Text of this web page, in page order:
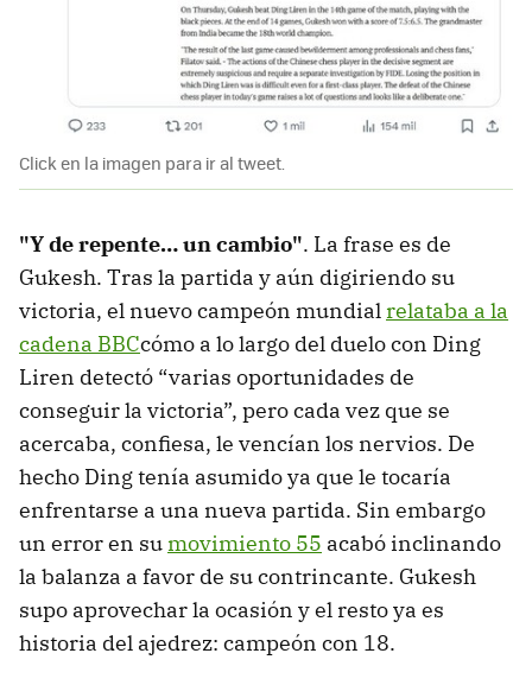
Click en la imagen para ir al tweet.
"Y de repente… un cambio". La frase es de
Gukesh. Tras la partida y aún digiriendo su
victoria, el nuevo campeón mundialrelataba a la
cadena BBCcómo a lo largo del duelo con Ding
Liren detectó “varias oportunidades de
conseguir la victoria”, pero cada vez que se
acercaba, confiesa, le vencían los nervios. De
hecho Ding tenía asumido ya que le tocaría
enfrentarse a una nueva partida. Sin embargo
un error en sumovimiento 55 acabó inclinando
la balanza a favor de su contrincante. Gukesh
supo aprovechar la ocasión y el resto ya es
historia del ajedrez: campeón con 18.